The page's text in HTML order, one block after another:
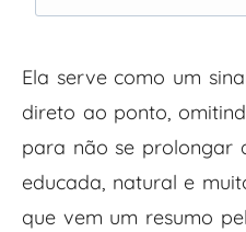
Ela serve como um
direto ao ponto,
para não se prolongar
educada, natural e
que vem um resumo